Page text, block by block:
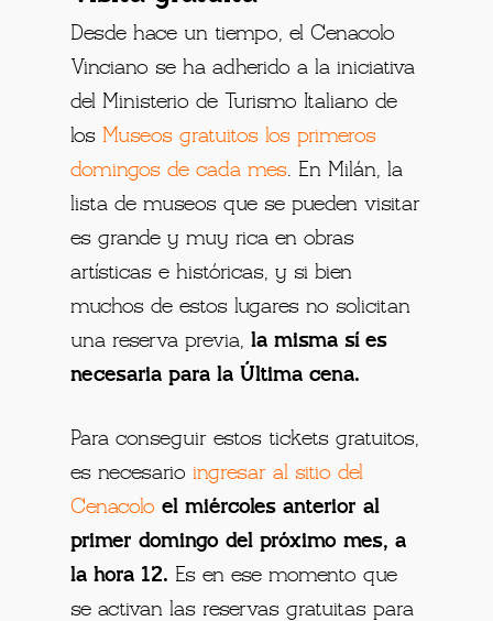
Desde hace un tiempo, el Cenacolo
Vinciano se ha adherido a la iniciativa
del Ministerio de Turismo Italiano de
los Museos gratuitos los primeros
domingos de cada mes . En Milán, la
lista de museos que se pueden visitar
es grande y muy rica en obras
artísticas e históricas, y si bien
muchos de estos lugares no solicitan
una reserva previa,la misma sí es
necesaria para la Última cena.
Para conseguir estos tickets gratuitos,
es necesarioingresar al sitio del
Cenacolo el miércoles anterior al
primer domingo del próximo mes, a
la hora 12. Es en ese momento que
se activan las reservas gratuitas para